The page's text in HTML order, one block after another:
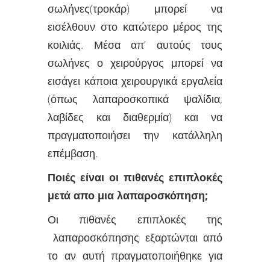
σωλήνες(τροκάρ) μπορεί να
εισέλθουν στο κατώτερο μέρος της
κοιλιάς. Μέσα απ’ αυτούς τους
σωλήνες ο χειρούργος μπορεί να
εισάγει κάποια χειρουργικά εργαλεία
(όπως λαπαροσκοπικά ψαλίδια,
λαβίδες και διαθερμία)
και να
πραγματοποιήσει την κατάλληλη
επέμβαση.
Ποιές είναι οι πιθανές επιπλοκές
μετά απο μια λαπαροσκόπηση;
Οι πιθανές επιπλοκές της
λαπαροσκόπησης εξαρτώνται από
το αν αυτή πραγματοποιήθηκε για